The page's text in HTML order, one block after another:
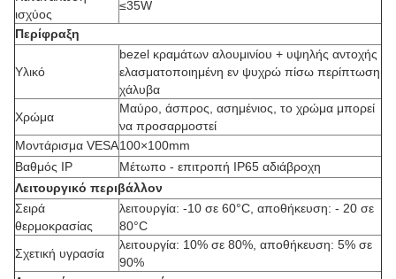
ισχύος
≤35W
Περίφραξη
Υλικό
bezel κραμάτων αλουμινίου + υψηλής αντοχής
ελασματοποιημένη εν ψυχρώ πίσω περίπτωση
χάλυβα
Χρώμα
Μαύρο, άσπρος, ασημένιος, το χρώμα μπορεί
να προσαρμοστεί
Μοντάρισμα VESA100×100mm
Βαθμός IP
Μέτωπο - επιτροπή IP65 αδιάβροχη
Λειτουργικό περιβάλλον
Σειρά
θερμοκρασίας
λειτουργία: -10 σε 60°C, αποθήκευση: - 20 σε
80°C
Σχετική υγρασία
λειτουργία: 10% σε 80%, αποθήκευση: 5% σε
90%